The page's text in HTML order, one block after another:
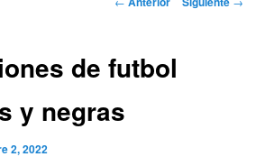
de futbol
y negras
2, 2022